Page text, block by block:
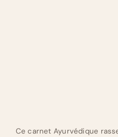
Ce carnet Ayurvédique